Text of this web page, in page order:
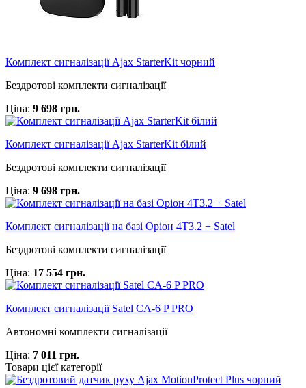
Комплект сигналізації Ajax StarterKit чорний
Бездротові комплекти сигналізації
Ціна: 9 698 грн.
Комплект сигналізації Ajax StarterKit білий
Бездротові комплекти сигналізації
Ціна: 9 698 грн.
Комплект сигналізації на базі Оріон 4Т3.2 + Satel
Бездротові комплекти сигналізації
Ціна: 17 554 грн.
Комплект сигналізації Satel CA-6 P PRO
Автономні комплекти сигналізації
Ціна: 7 011 грн.
Товари цієї категорії